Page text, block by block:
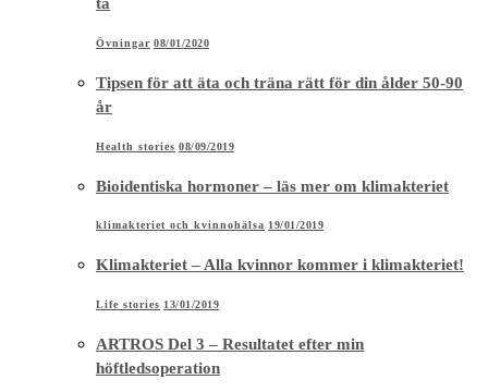
Övningar 08/01/2020
Tipsen för att äta och träna rätt för din ålder 50-90
år
Health stories 08/09/2019
Bioidentiska hormoner – läs mer om klimakteriet
klimakteriet och kvinnohälsa 19/01/2019
Klimakteriet – Alla kvinnor kommer i klimakteriet!
Life stories 13/01/2019
ARTROS Del 3 – Resultatet efter min
höftledsoperation